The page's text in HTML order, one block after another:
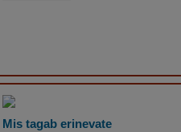
Mis tagab erinevate